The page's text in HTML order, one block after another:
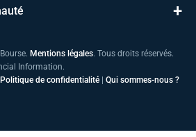
+
Mentions légales. Tous droits réservés.
Information.
Politique de confidentialité Qui sommes-nous ?